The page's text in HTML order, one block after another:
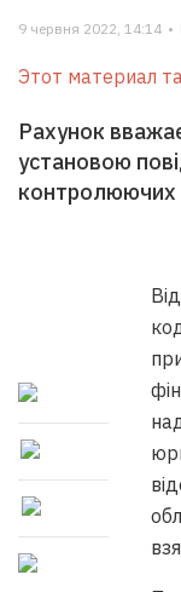
9 червня 2022, 14:14 •
Этот материал
Рахунок
установою
контролюючих